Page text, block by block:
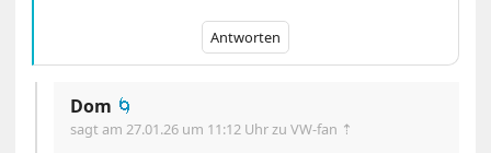
Antworten
Dom 🌀
sagt am 27.01.26 um 11:12 Uhr zu VW-fan ⇡